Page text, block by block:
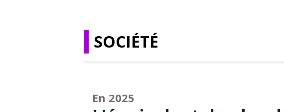
SOCIÉTÉ
En 2025